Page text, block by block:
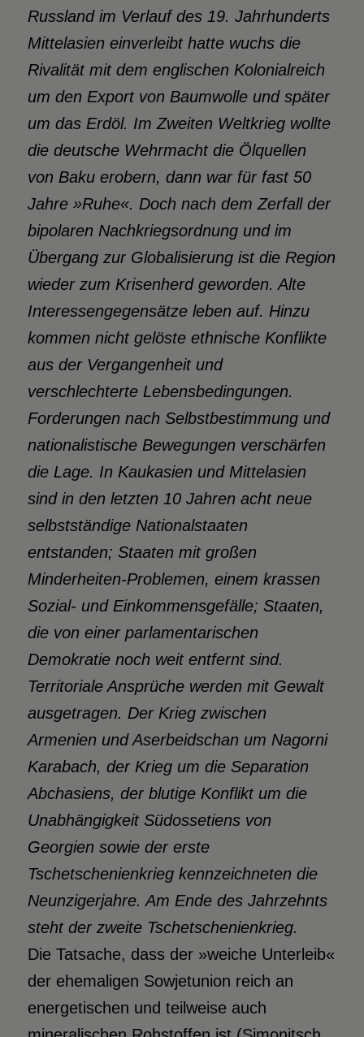
Russland im Verlauf des 19. Jahrhunderts
Mittelasien einverleibt hatte wuchs die
Rivalität mit dem englischen Kolonialreich
um den Export von Baumwolle und später
um das Erdöl. Im Zweiten Weltkrieg wollte
die deutsche Wehrmacht die Ölquellen
von Baku erobern, dann war für fast 50
Jahre »Ruhe«. Doch nach dem Zerfall der
bipolaren Nachkriegsordnung und im
Übergang zur Globalisierung ist die Region
wieder zum Krisenherd geworden. Alte
Interessengegensätze leben auf. Hinzu
kommen nicht gelöste ethnische Konflikte
aus der Vergangenheit und
verschlechterte Lebensbedingungen.
Forderungen nach Selbstbestimmung und
nationalistische Bewegungen verschärfen
die Lage. In Kaukasien und Mittelasien
sind in den letzten 10 Jahren acht neue
selbstständige Nationalstaaten
entstanden; Staaten mit großen
Minderheiten-Problemen, einem krassen
Sozial- und Einkommensgefälle; Staaten,
die von einer parlamentarischen
Demokratie noch weit entfernt sind.
Territoriale Ansprüche werden mit Gewalt
ausgetragen. Der Krieg zwischen
Armenien und Aserbeidschan um Nagorni
Karabach, der Krieg um die Separation
Abchasiens, der blutige Konflikt um die
Unabhängigkeit Südossetiens von
Georgien sowie der erste
Tschetschenienkrieg kennzeichneten die
Neunzigerjahre. Am Ende des Jahrzehnts
steht der zweite Tschetschenienkrieg.
Die Tatsache, dass der »weiche Unterleib«
der ehemaligen Sowjetunion reich an
energetischen und teilweise auch